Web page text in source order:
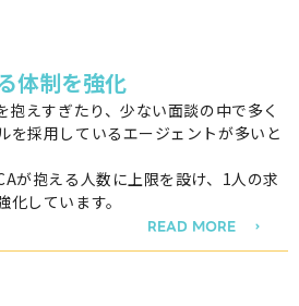
体制を強化
抱えすぎたり、少ない面談の中で多く
を採用しているエージェントが多いと
が抱える人数に上限を設け、1人の求
しています。
READ MORE